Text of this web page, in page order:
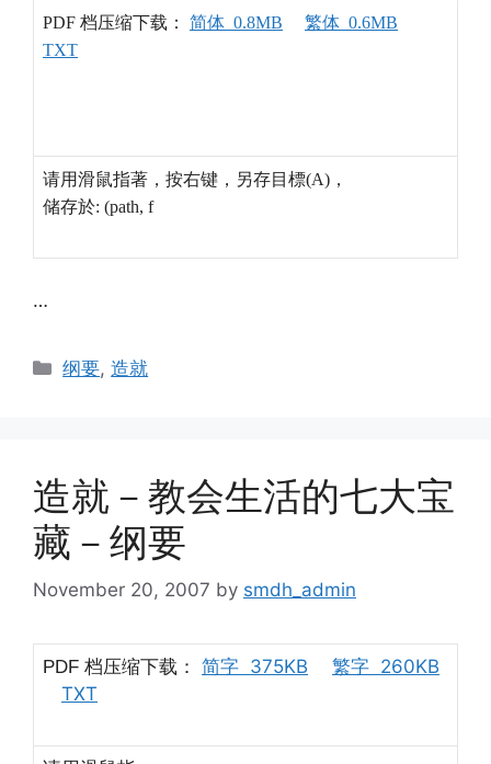
PDF 档压缩下载： 简体 0.8MB
繁体 0.6MB
TXT
请用滑鼠指著，按右键，另存目標(A)，
储存於: (path, f
…
Categories
纲要,造就
造就－教会生活的七大宝
藏－纲要
November 20, 2007 by smdh_admin
PDF 档压缩下载： 简字 375KB
繁字 260KB
TXT